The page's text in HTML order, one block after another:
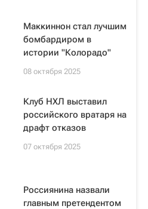
Маккиннон стал лучшим
бомбардиром в
истории "Колорадо"
08 октября 2025
Клуб НХЛ выставил
российского вратаря на
драфт отказов
07 октября 2025
Россиянина назвали
главным претендентом